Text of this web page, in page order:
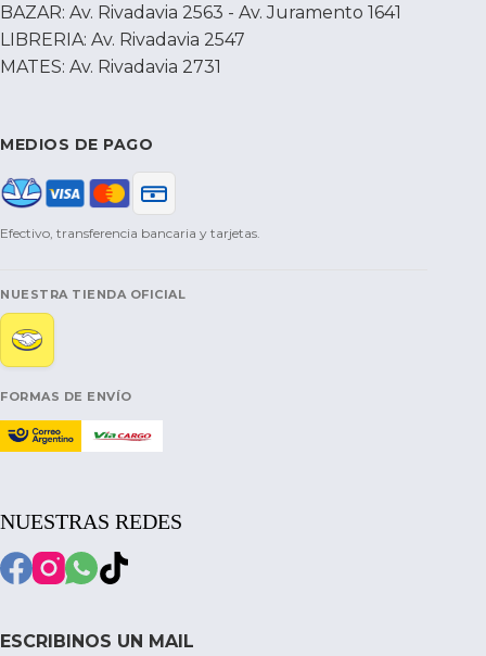
BAZAR: Av. Rivadavia 2563 - Av. Juramento 1641
LIBRERIA: Av. Rivadavia 2547
MATES: Av. Rivadavia 2731
MEDIOS DE PAGO
Efectivo, transferencia bancaria y tarjetas.
NUESTRA TIENDA OFICIAL
FORMAS DE ENVÍO
NUESTRAS REDES
ESCRIBINOS UN MAIL